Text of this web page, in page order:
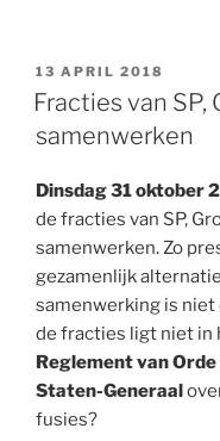
GEPLAATST
OP
13 APRIL 2018
Fracties van SP,
samenwerken
Dinsdag 31 oktober
de fracties van SP,
samenwerken. Zo
gezamenlijk
samenwerking is niet
de fracties ligt niet in
Reglement van
Staten-Generaal
fusies?